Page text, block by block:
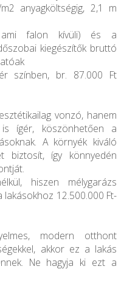
anyagköltségig, 2,1 m
ami falon kívüli) és a
kiegészítők bruttó
színben, br. 87.000 Ft
vonzó, hanem
ígér, köszönhetően a
A környék kiváló
biztosít, így könnyedén
hiszen mélygarázs
12.500.000 Ft-
modern otthont
akkor ez a lakás
Ne hagyja ki ezt a